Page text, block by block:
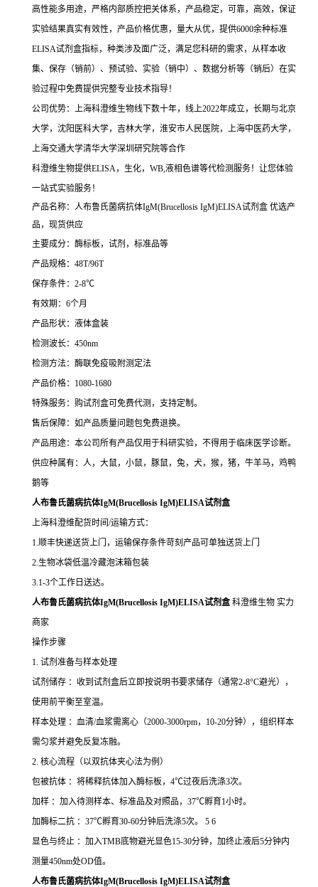
高性能多用途，严格内部质控把关体系，产品稳定，可靠，高效，保证
实验结果真实有效性，产品价格优惠，量大从优，提供6000余种标准
ELISA试剂盒指标，种类涉及面广泛，满足您科研的需求，从样本收
集、保存（销前）、预试验、实验（销中）、数据分析等（销后）在实
验过程中免费提供完整专业技术指导！
公司优势：上海科澄维生物线下数十年，线上2022年成立，长期与北京
大学，沈阳医科大学，吉林大学，淮安市人民医院，上海中医药大学，
上海交通大学清华大学深圳研究院等合作
科澄维生物提供ELISA，生化，WB,液相色谱等代检测服务！让您体验
一站式实验服务！
产品名称：人布鲁氏菌病抗体IgM(Brucellosis IgM)ELISA试剂盒 优选产
品，现货供应
主要成分：酶标板，试剂，标准品等
产品规格：48T/96T
保存条件：2-8℃
有效期：6个月
产品形状：液体盒装
检测波长：450nm
检测方法：酶联免疫吸附测定法
产品价格：1080-1680
特殊服务：购试剂盒可免费代测，支持定制。
售后保障：如产品质量问题包免费退换。
产品用途：本公司所有产品仅用于科研实验，不得用于临床医学诊断。
供应种属有：人，大鼠，小鼠，豚鼠，兔，犬，猴，猪，牛羊马，鸡鸭
鹅等
人布鲁氏菌病抗体IgM(Brucellosis IgM)ELISA试剂盒
上海科澄维配货时间/运输方式：
1.顺丰快递送货上门，运输保存条件苛刻产品可单独送货上门
2.生物冰袋低温冷藏泡沫箱包装
3.1-3个工作日送达。
人布鲁氏菌病抗体IgM(Brucellosis IgM)ELISA试剂盒科澄维生物 实力
商家
操作步骤
1. 试剂准备与样本处理
试剂储存 ：收到试剂盒后立即按说明书要求储存（通常2-8°C避光），
使用前平衡至室温。
样本处理 ：血清/血浆需离心（2000-3000rpm，10-20分钟），组织样本
需匀浆并避免反复冻融。
2. 核心流程（以双抗体夹心法为例）
包被抗体 ：将稀释抗体加入酶标板，4℃过夜后洗涤3次。
加样 ：加入待测样本、标准品及对照品，37℃孵育1小时。
加酶标二抗 ：37℃孵育30-60分钟后洗涤5次。 5 6
显色与终止 ：加入TMB底物避光显色15-30分钟，加终止液后5分钟内
测量450nm处OD值。
人布鲁氏菌病抗体IgM(Brucellosis IgM)ELISA试剂盒